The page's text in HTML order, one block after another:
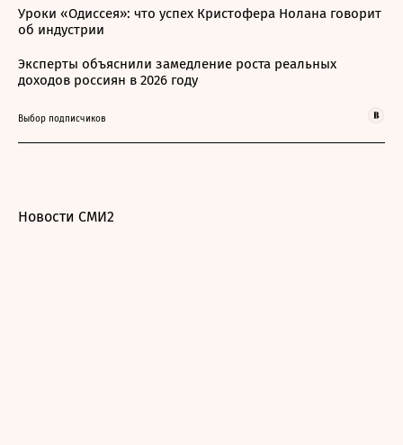
Уроки «Одиссея»: что успех Кристофера Нолана говорит
об индустрии
Эксперты объяснили замедление роста реальных
доходов россиян в 2026 году
Выбор подписчиков
Новости СМИ2